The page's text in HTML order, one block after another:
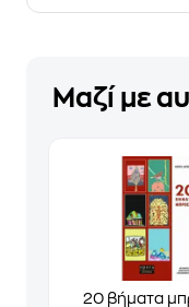
Μαζί με
20 βήματα